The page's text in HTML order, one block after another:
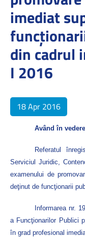
imediat
din cadrul
I 2016
18 Apr 2016
Având în vedere
Referatul
Serviciul Juridic,
examenului de
deţinut de funcţionarii
Informarea nr.
a Funcţionarilor Publici
în grad profesional